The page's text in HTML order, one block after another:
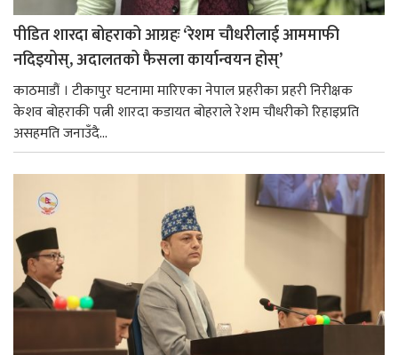
पीडित शारदा बोहराको आग्रहः ‘रेशम चौधरीलाई आममाफी
नदिइयोस्, अदालतको फैसला कार्यान्वयन होस्’
काठमाडौं । टीकापुर घटनामा मारिएका नेपाल प्रहरीका प्रहरी निरीक्षक
केशव बोहराकी पत्नी शारदा कडायत बोहराले रेशम चौधरीको रिहाइप्रति
असहमति जनाउँदै...